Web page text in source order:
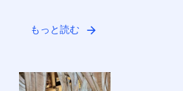
もっと読む